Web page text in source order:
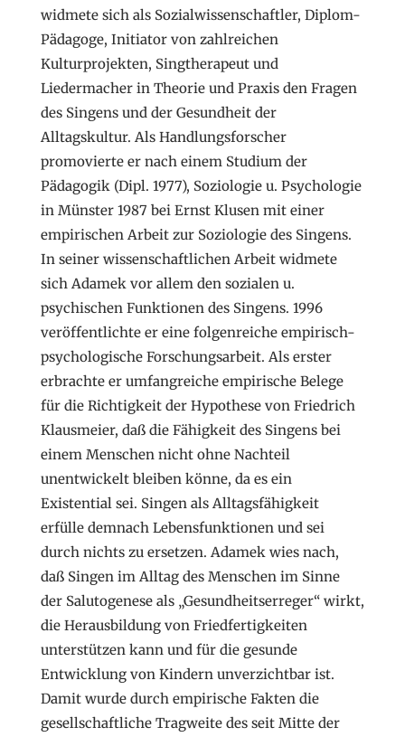
widmete sich als Sozialwissenschaftler, Diplom-
Pädagoge, Initiator von zahlreichen
Kulturprojekten, Singtherapeut und
Liedermacher in Theorie und Praxis den Fragen
des Singens und der Gesundheit der
Alltagskultur. Als Handlungsforscher
promovierte er nach einem Studium der
Pädagogik (Dipl. 1977), Soziologie u. Psychologie
in Münster 1987 bei Ernst Klusen mit einer
empirischen Arbeit zur Soziologie des Singens.
In seiner wissenschaftlichen Arbeit widmete
sich Adamek vor allem den sozialen u.
psychischen Funktionen des Singens. 1996
veröffentlichte er eine folgenreiche empirisch-
psychologische Forschungsarbeit. Als erster
erbrachte er umfangreiche empirische Belege
für die Richtigkeit der Hypothese von Friedrich
Klausmeier, daß die Fähigkeit des Singens bei
einem Menschen nicht ohne Nachteil
unentwickelt bleiben könne, da es ein
Existential sei. Singen als Alltagsfähigkeit
erfülle demnach Lebensfunktionen und sei
durch nichts zu ersetzen. Adamek wies nach,
daß Singen im Alltag des Menschen im Sinne
der Salutogenese als „Gesundheitserreger“ wirkt,
die Herausbildung von Friedfertigkeiten
unterstützen kann und für die gesunde
Entwicklung von Kindern unverzichtbar ist.
Damit wurde durch empirische Fakten die
gesellschaftliche Tragweite des seit Mitte der